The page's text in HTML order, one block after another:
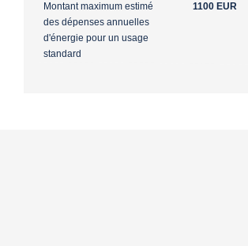
Montant maximum estimé
des dépenses annuelles
d'énergie pour un usage
standard
1100 EUR